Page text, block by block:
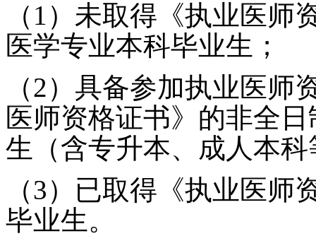
（ 1 ）未取得《执业医师
医学专业本科毕业生；
（2）具备参加执业医师
医师资格证书》的非全
生（含专升本、成人本科
（3）已取得《执业医师
毕业生。